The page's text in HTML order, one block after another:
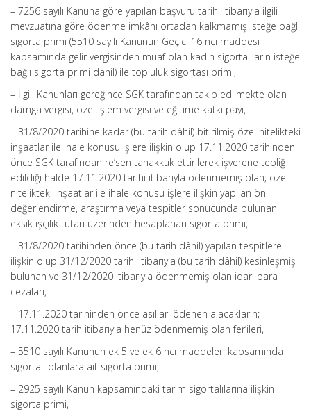
– 7256 sayılı Kanuna göre yapılan başvuru tarihi itibarıyla ilgili
mevzuatına göre ödenme imkânı ortadan kalkmamış isteğe bağlı
sigorta primi (5510 sayılı Kanunun Geçici 16 ncı maddesi
kapsamında gelir vergisinden muaf olan kadın sigortalıların isteğe
bağlı sigorta primi dahil) ile topluluk sigortası primi,
– İlgili Kanunları gereğince SGK tarafından takip edilmekte olan
damga vergisi, özel işlem vergisi ve eğitime katkı payı,
– 31/8/2020 tarihine kadar (bu tarih dâhil) bitirilmiş özel nitelikteki
inşaatlar ile ihale konusu işlere ilişkin olup 17.11.2020 tarihinden
önce SGK tarafından re’sen tahakkuk ettirilerek işverene tebliğ
edildiği halde 17.11.2020 tarihi itibarıyla ödenmemiş olan; özel
nitelikteki inşaatlar ile ihale konusu işlere ilişkin yapılan ön
değerlendirme, araştırma veya tespitler sonucunda bulunan
eksik işçilik tutarı üzerinden hesaplanan sigorta primi,
– 31/8/2020 tarihinden önce (bu tarih dâhil) yapılan tespitlere
ilişkin olup 31/12/2020 tarihi itibarıyla (bu tarih dâhil) kesinleşmiş
bulunan ve 31/12/2020 itibarıyla ödenmemiş olan idari para
cezaları,
– 17.11.2020 tarihinden önce asılları ödenen alacakların;
17.11.2020 tarih itibarıyla henüz ödenmemiş olan fer’ileri,
– 5510 sayılı Kanunun ek 5 ve ek 6 ncı maddeleri kapsamında
sigortalı olanlara ait sigorta primi,
– 2925 sayılı Kanun kapsamındaki tarım sigortalılarına ilişkin
sigorta primi,